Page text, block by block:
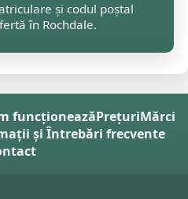
și codul poștal
în Rochdale.
funcționeazăPrețuriMărci
și Întrebări frecvente